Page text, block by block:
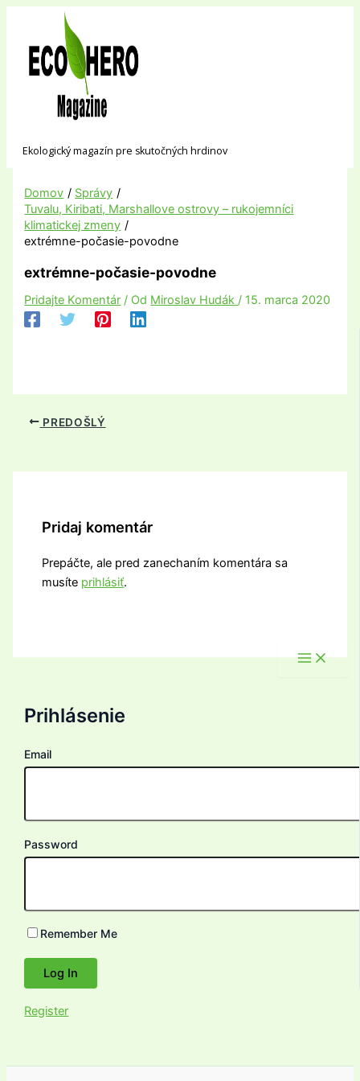
obsah
Ekologický magazín pre skutočných hrdinov
Domov
Správy
Tuvalu, Kiribati, Marshallove ostrovy – rukojemníci
klimatickej zmeny
extrémne-počasie-povodne
extrémne-počasie-povodne
Pridajte Komentár / Od Miroslav Hudák / 15. marca 2020
PREDOŠLÝ
Pridaj komentár
Prepáčte, ale pred zanechaním komentára sa
musíte prihlásiť.
Prihlásenie
Email
Password
Remember Me
Register